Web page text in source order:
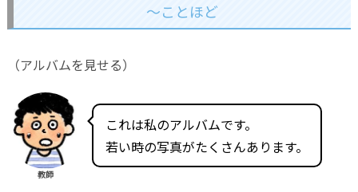
～ことほど
（アルバムを見せる）
教師
これは私のアルバムです。
若い時の写真がたくさんあります。